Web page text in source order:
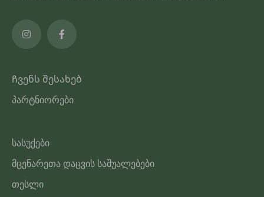
Ჩვენს შესახებ
პარტნიორები
სასუქები
მცენარეთა დაცვის საშუალებები
თესლი